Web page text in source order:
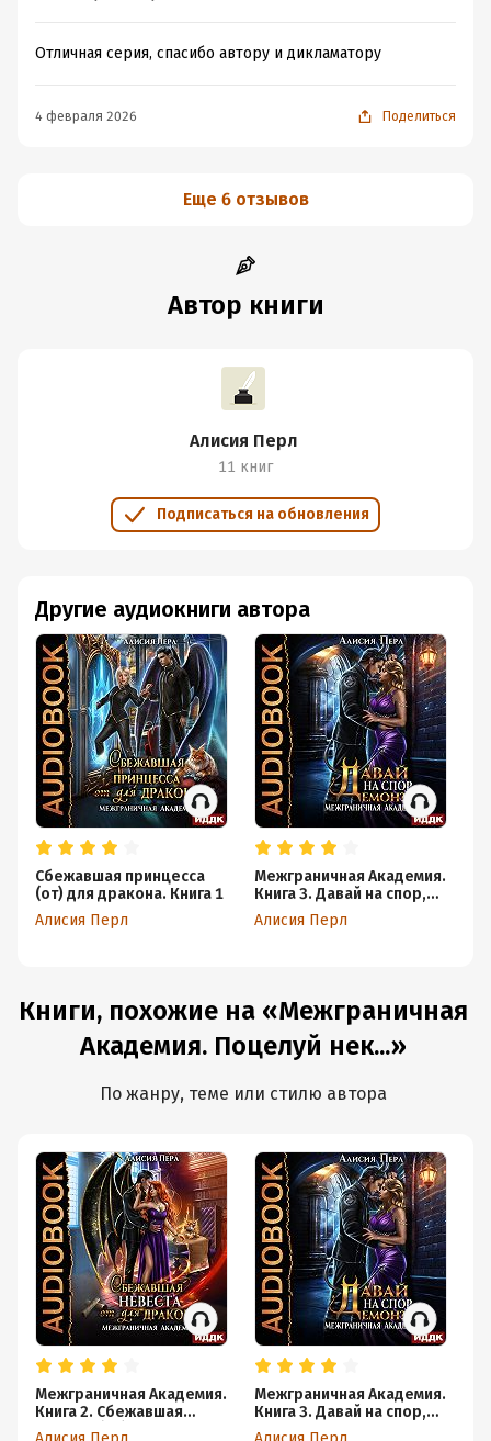
Отличная серия, спасибо автору и дикламатору
4 февраля 2026 Поделиться
Еще 6 отзывов
Автор книги
Алисия Перл
11 книг
Подписаться на обновления
Другие аудиокниги автора
Сбежавшая принцесса
(от) для дракона. Книга 1
Алисия Перл
Межграничная Академия.
Книга 3. Давай на спор,
демон?
Алисия Перл
Книги, похожие на «Межграничная
Академия. Поцелуй нек...»
По жанру, теме или стилю автора
Межграничная Академия.
Книга 2. Сбежавшая
невеста (от) для дракона
Межграничная Академия.
Книга 3. Давай на спор,
демон?